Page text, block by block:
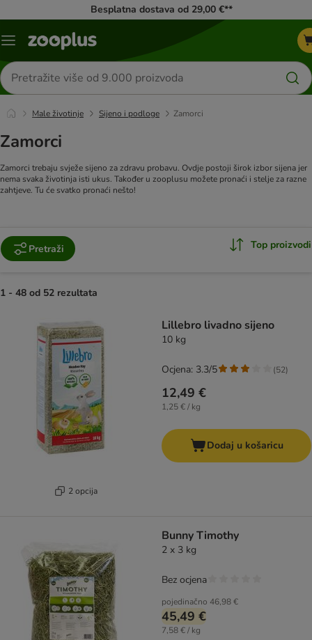
Besplatna dostava od 29,00 €**
Izbornik
Traži
proizvode
Male životinje Sijeno i podloge Zamorci
Zamorci
Zamorci trebaju svježe sijeno za zdravu probavu. Ovdje postoji širok izbor sijena jer
nema svaka životinja isti ukus. Također u zooplusu možete pronaći i stelje za razne
zahtjeve. Tu će svatko pronaći nešto!
Pretraži Top proizvodi
1 - 48 od 52 rezultata
2 opcija
Lillebro livadno sijeno
10 kg
12,49 €
1,25 € / kg
Ocjena: 3.3/5 (52)
Dodaj u košaricu
Bunny Timothy
2 x 3 kg
pojedinačno 46,98 €
45,49 €
7,58 € / kg
Bez ocjena